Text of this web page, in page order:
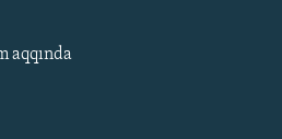
aqqında